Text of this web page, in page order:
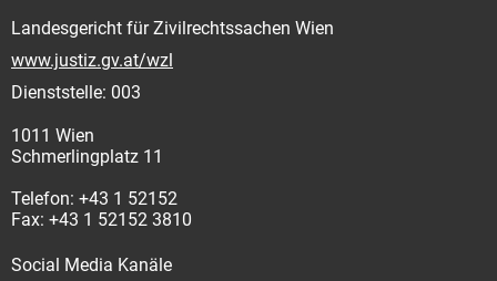
Landesgericht für Zivilrechtssachen Wien
www.justiz.gv.at/wzl
Dienststelle: 003
1011 Wien
Schmerlingplatz 11
Telefon: +43 1 52152
Fax: +43 1 52152 3810
Social Media Kanäle